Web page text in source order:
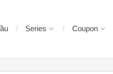
Series Coupon